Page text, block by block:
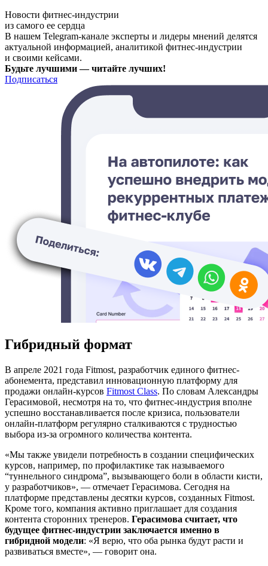
Новости фитнес-индустрии
из самого ее сердца
В нашем Telegram-канале эксперты и лидеры мнений делятся
актуальной информацией, аналитикой фитнес-индустрии
и своими кейсами.
Будьте лучшими — читайте лучших!
Подписаться
Гибридный формат
В апреле 2021 года Fitmost, разработчик единого фитнес-
абонемента, представил инновационную платформу для
продажи онлайн-курсов Fitmost Class. По словам Александры
Герасимовой, несмотря на то, что фитнес-индустрия вполне
успешно восстанавливается после кризиса, пользователи
онлайн-платформ регулярно сталкиваются с трудностью
выбора из-за огромного количества контента.
«Мы также увидели потребность в создании специфических
курсов, например, по профилактике так называемого
“туннельного синдрома”, вызывающего боли в области кисти,
у разработчиков», — отмечает Герасимова. Сегодня на
платформе представлены десятки курсов, созданных Fitmost.
Кроме того, компания активно приглашает для создания
контента сторонних тренеров. Герасимова считает, что
будущее фитнес-индустрии заключается именно в
гибридной модели: «Я верю, что оба рынка будут расти и
развиваться вместе», — говорит она.